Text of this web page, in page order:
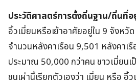
ประวัติศาสตร์การตั้งถิ่นฐาน/ถิ่นที่อ
อิ้วเมี่ยนหรือเย้าอาศัยอยู่ใน 9 จังหวั
จำนวนหลังคาเรือน 9,501 หลังคาเรื
ประมาณ 50,000 กว่าคน ชาวเมี่ยนเ
ชนเผ่านี้เรียกตัวเองว่า เมี่ยน หรือ อิ้